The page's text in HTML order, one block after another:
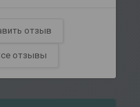
отзыв
отзывы